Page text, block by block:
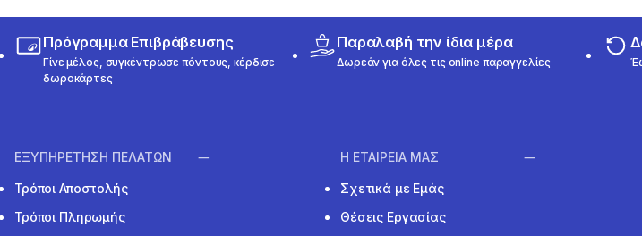
Πρόγραμμα Επιβράβευσης
Γίνε μέλος, συγκέντρωσε πόντους, κέρδισε
δωροκάρτες
Παραλαβή την ίδια μέρα
Δωρεάν για όλες τις online παραγγελίες
ΕΞΥΠΗΡΕΤΗΣΗ ΠΕΛΑΤΩΝ
Τρόποι Αποστολής
Τρόποι Πληρωμής
Η ΕΤΑΙΡΕΙΑ ΜΑΣ
Σχετικά με Εμάς
Θέσεις Εργασίας